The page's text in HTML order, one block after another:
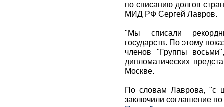
по списанию долгов
МИД РФ Сергей Лавров.
"Мы списали
государств. По этому
членов "Группы
дипломатических
Москве.
По словам Лаврова, "с
заключили соглашение